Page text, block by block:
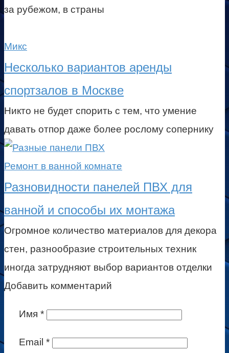
за рубежом, в страны
Микс
Несколько вариантов аренды
спортзалов в Москве
Никто не будет спорить с тем, что умение
давать отпор даже более рослому сопернику
Ремонт в ванной комнате
Разновидности панелей ПВХ для
ванной и способы их монтажа
Огромное количество материалов для декора
стен, разнообразие строительных техник
иногда затрудняют выбор вариантов отделки
Добавить комментарий
Имя *
Email *